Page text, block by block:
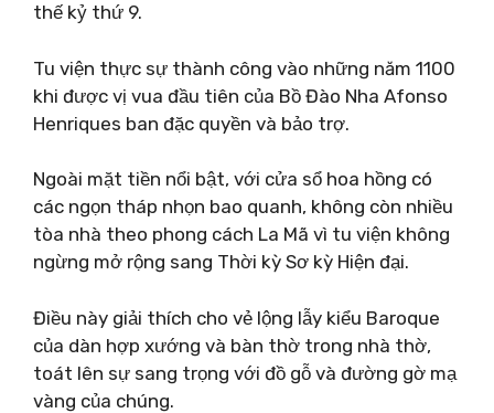
thế kỷ thứ 9.
Tu viện thực sự thành công vào những năm 1100
khi được vị vua đầu tiên của Bồ Đào Nha Afonso
Henriques ban đặc quyền và bảo trợ.
Ngoài mặt tiền nổi bật, với cửa sổ hoa hồng có
các ngọn tháp nhọn bao quanh, không còn nhiều
tòa nhà theo phong cách La Mã vì tu viện không
ngừng mở rộng sang Thời kỳ Sơ kỳ Hiện đại.
Điều này giải thích cho vẻ lộng lẫy kiểu Baroque
của dàn hợp xướng và bàn thờ trong nhà thờ,
toát lên sự sang trọng với đồ gỗ và đường gờ mạ
vàng của chúng.